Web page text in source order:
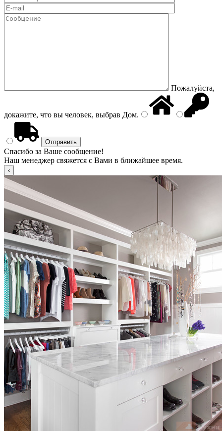
Пожалуйста,
докажите, что вы человек, выбрав Дом.
Спасибо за Ваше сообщение!
Наш менеджер свяжется с Вами в ближайшее время.